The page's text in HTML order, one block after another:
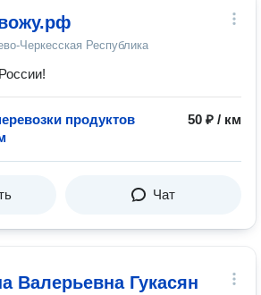
Черкесская Республика
продуктов
50 ₽ / км
Чат
Валерьевна Гукасян